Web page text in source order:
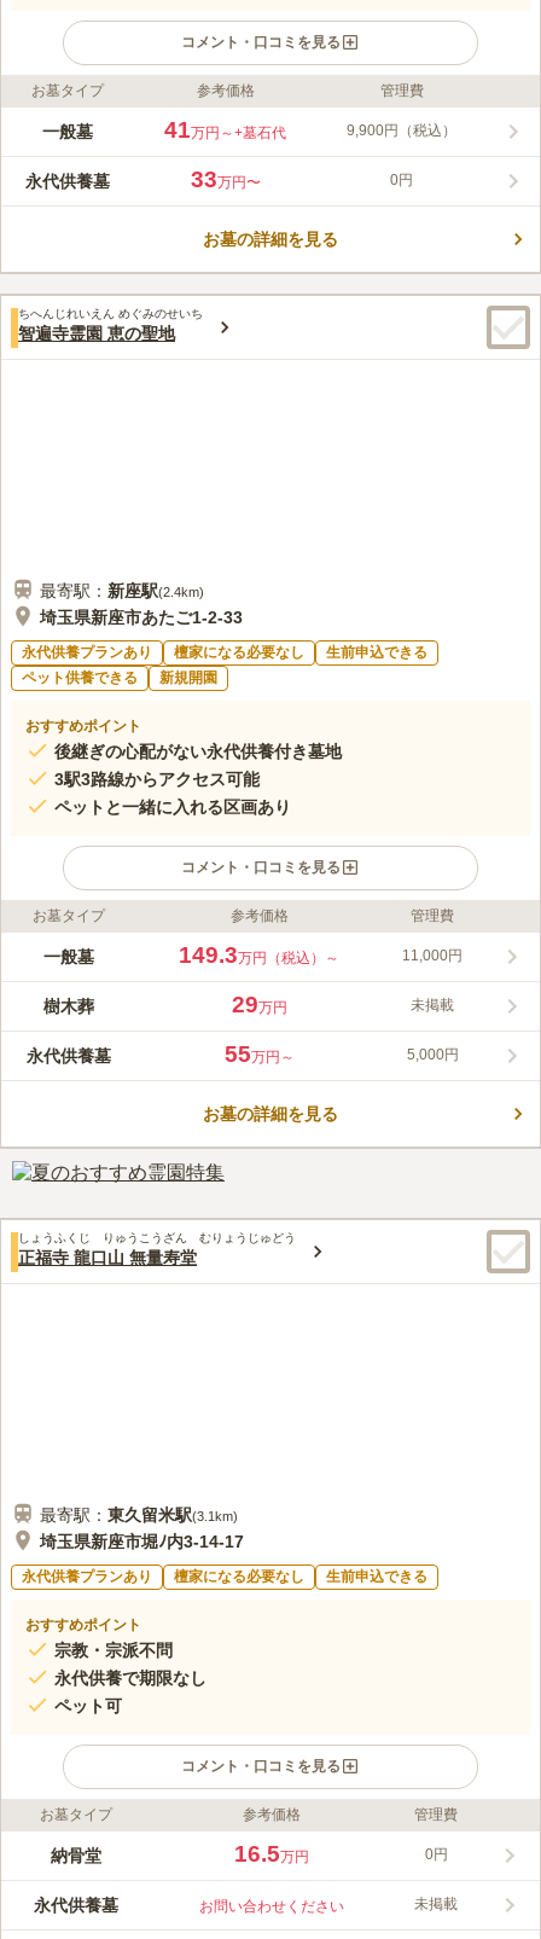
コメント・口コミを見る
ライフドット編集部のコメント
フォーシーズンメモリアル新座は、豊かな自然の中に移る四季
てくれます。イギリス出身のマーク・チャップマン氏が監修をし
た欧風庭園を想起させるおしゃれなガーデニング霊園で、園内に
設計となっており、お祈りを捧げるために心が穏やかになる霊園
みんなの評価
3.5 口コミ3件
50代女性
霊園の管理センターにお花やお線香が置いてあり、割りと安い値
段で買えるため、不自由はありません。お花の種類も幾つかあって、気分
で選べるのが気に入っています。歩いて行ける範囲に食事処はないけれ
ど、車で行くので特に困ることはありません。
お墓タイプ 参考価格 管理費
一般墓 41万円～+墓石代 9,900円（税込）
永代供養墓 33万円〜 0円
お墓の詳細を見る
ちへんじれいえん めぐみのせいち
智遍寺霊園 恵の聖地
最寄駅： 新座駅(2.4km)
埼玉県新座市あたご1-2-33
永代供養プランあり 檀家になる必要なし
生前申込できる
ペット供養できる
新規開園
おすすめポイント
後継ぎの心配がない永代供養付き墓地
3駅3路線からアクセス可能
ペットと一緒に入れる区画あり
コメント・口コミを見る
ライフドット編集部のコメント
「将来もずっと安心の霊園」がコンセプトの恵の聖地は、すべて
から、永代供養墓、今人気の樹木葬など様々な区画をお選びいた
だけます。 全面平坦バリアフリー設計に加え、平置き駐車場が
お参りできます。 最新の設備が充実した管理棟は、法要室や会
食室、お手洗い等があり、明るく清潔感のある造りで快適にご利
用できる空間です。
お墓タイプ 参考価格 管理費
一般墓 149.3万円（税込）～ 11,000円
樹木葬 29万円 未掲載
永代供養墓 55万円～ 5,000円
お墓の詳細を見る
しょうふくじ りゅうこうざん むりょうじゅどう
正福寺 龍口山 無量寿堂
最寄駅： 東久留米駅(3.1km)
埼玉県新座市堀ﾉ内3-14-17
永代供養プランあり 檀家になる必要なし 生前申込できる
おすすめポイント
宗教・宗派不問
永代供養で期限なし
ペット可
コメント・口コミを見る
口コミ評価
この霊園はまだ誰からも評価されていません。
お墓タイプ 参考価格 管理費
納骨堂 16.5万円 0円
永代供養墓 お問い合わせください 未掲載